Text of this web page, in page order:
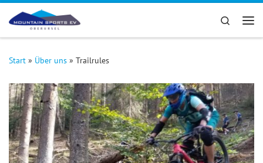
Zum Inhalt springen Search
Start » Über uns » Trailrules